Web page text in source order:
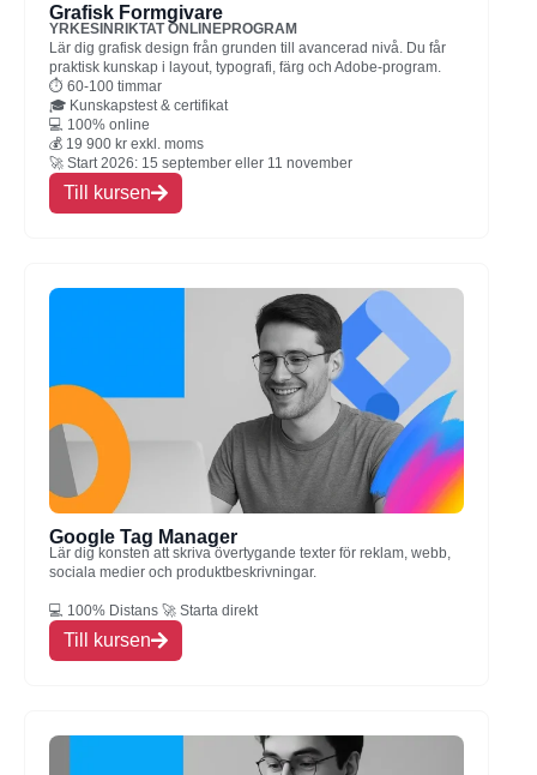
Grafisk Formgivare
YRKESINRIKTAT ONLINEPROGRAM
Lär dig grafisk design från grunden till avancerad nivå. Du får
praktisk kunskap i layout, typografi, färg och Adobe-program.
⏱ 60-100 timmar
🎓 Kunskapstest & certifikat
💻 100% online
💰 19 900 kr exkl. moms
🚀 Start 2026: 15 september eller 11 november
Till kursen
Google Tag Manager
Lär dig konsten att skriva övertygande texter för reklam, webb,
sociala medier och produktbeskrivningar.
💻 100% Distans 🚀 Starta direkt
Till kursen